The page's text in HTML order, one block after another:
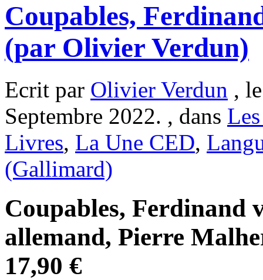
Coupables,
(par Olivier Verdun)
Ecrit par Olivier Verdun ,
Septembre 2022. , dans
Livres, La Une CED,
(Gallimard)
Coupables, Ferdinand
allemand, Pierre
17,90 €